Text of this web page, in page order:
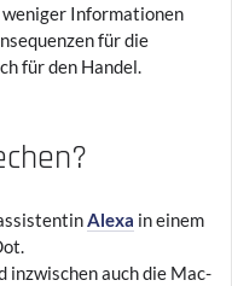
Informationen
für die
für den Handel.
Alexa in einem
inzwischen auch die Mac-